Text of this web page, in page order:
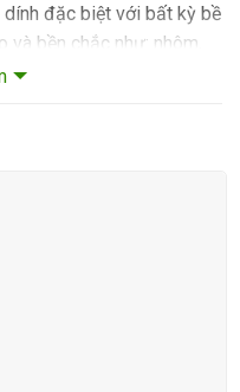
đặc biệt với bất kỳ bề
bền chắc như: nhôm,